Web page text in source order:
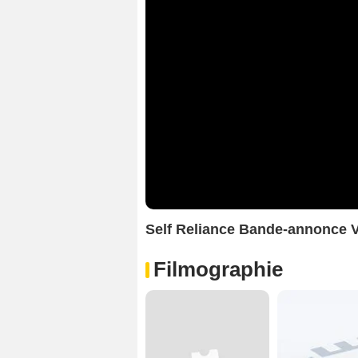
Self Reliance Bande-annonce
Filmographie